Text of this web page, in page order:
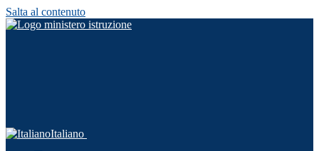
Salta al contenuto
Italiano